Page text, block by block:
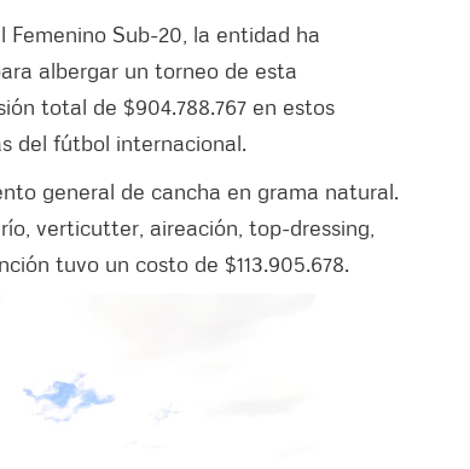
Femenino Sub-20, la entidad ha
albergar un torneo de esta
total de $904.788.767 en estos
del fútbol internacional.
general de cancha en grama natural.
verticutter, aireación, top-dressing,
tuvo un costo de $113.905.678.